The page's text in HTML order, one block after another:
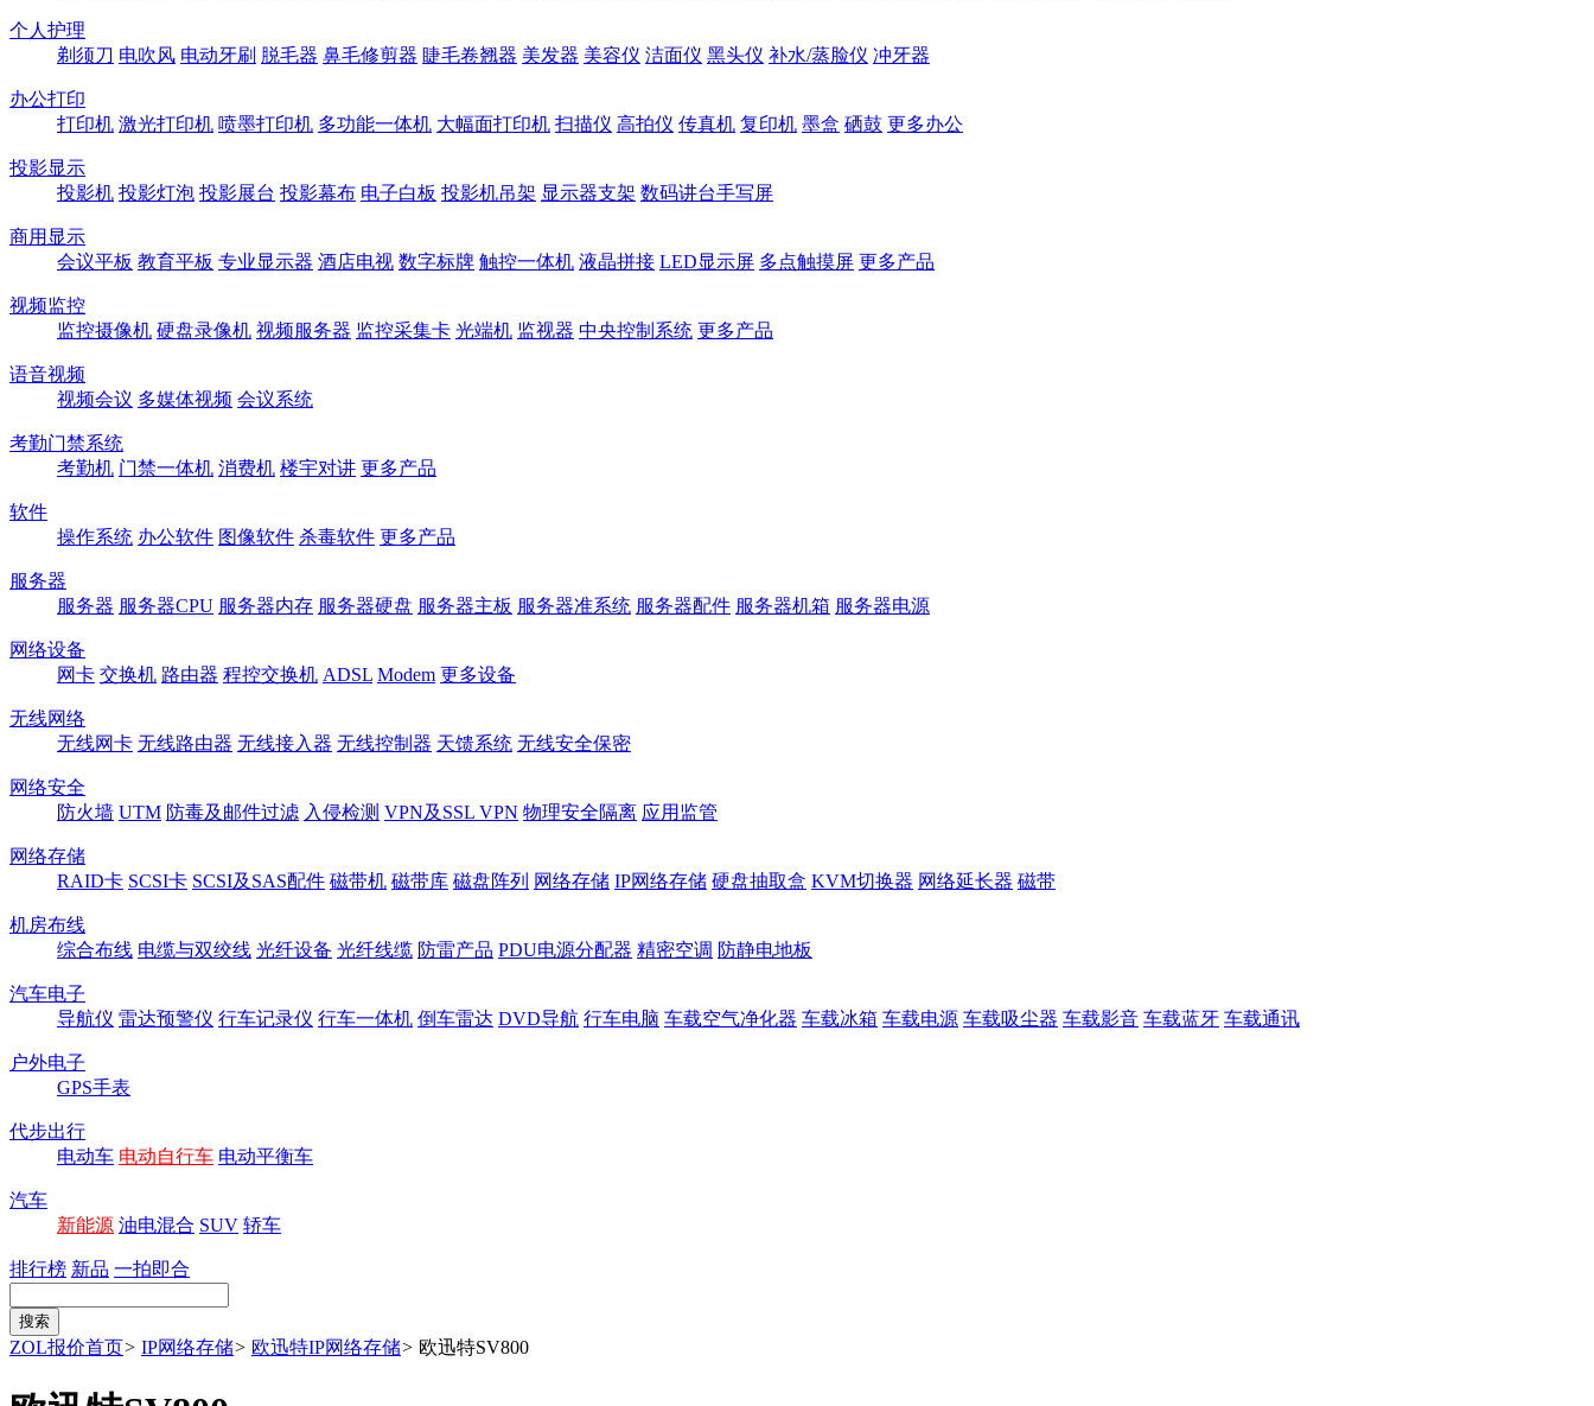
个人护理
剃须刀 电吹风 电动牙刷 脱毛器 鼻毛修剪器 睫毛卷翘器 美发器 美容仪 洁面仪 黑头仪 补水/蒸脸仪 冲牙器
办公打印
打印机 激光打印机 喷墨打印机 多功能一体机 大幅面打印机 扫描仪 高拍仪 传真机 复印机 墨盒 硒鼓 更多办公
投影显示
投影机 投影灯泡 投影展台 投影幕布 电子白板 投影机吊架 显示器支架 数码讲台手写屏
商用显示
会议平板 教育平板 专业显示器 酒店电视 数字标牌 触控一体机 液晶拼接 LED显示屏 多点触摸屏 更多产品
视频监控
监控摄像机 硬盘录像机 视频服务器 监控采集卡 光端机 监视器 中央控制系统 更多产品
语音视频
视频会议 多媒体视频 会议系统
考勤门禁系统
考勤机 门禁一体机 消费机 楼宇对讲 更多产品
软件
操作系统 办公软件 图像软件 杀毒软件 更多产品
服务器
服务器 服务器CPU 服务器内存 服务器硬盘 服务器主板 服务器准系统 服务器配件 服务器机箱 服务器电源
网络设备
网卡 交换机 路由器 程控交换机 ADSL Modem 更多设备
无线网络
无线网卡 无线路由器 无线接入器 无线控制器 天馈系统 无线安全保密
网络安全
防火墙 UTM 防毒及邮件过滤 入侵检测 VPN及SSL VPN 物理安全隔离 应用监管
网络存储
RAID卡 SCSI卡 SCSI及SAS配件 磁带机 磁带库 磁盘阵列 网络存储 IP网络存储 硬盘抽取盒 KVM切换器 网络延长器 磁带
机房布线
综合布线 电缆与双绞线 光纤设备 光纤线缆 防雷产品 PDU电源分配器 精密空调 防静电地板
汽车电子
导航仪 雷达预警仪 行车记录仪 行车一体机 倒车雷达 DVD导航 行车电脑 车载空气净化器 车载冰箱 车载电源 车载吸尘器 车载影音 车载蓝牙 车载通讯
户外电子
GPS手表
代步出行
电动车 电动自行车 电动平衡车
汽车
新能源 油电混合 SUV 轿车
排行榜 新品 一拍即合
ZOL报价首页> IP网络存储> 欧迅特IP网络存储> 欧迅特SV800